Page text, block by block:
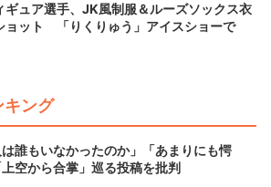
ギュア選手、JK風制服＆ルーズソックス衣
ョット 「りくりゅう」アイスショーで
キング
誰もいなかったのか」「あまりにも愕
空から合掌」巡る投稿を批判